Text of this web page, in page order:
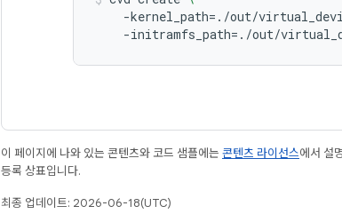
-kernel_path= ./out/
-initramfs_path= ./out/
이 페이지에 나와 있는 콘텐츠와 코드 샘플에는 콘텐츠 라이선스에서 설
등록 상표입니다.
최종 업데이트: 2026-06-18(UTC)